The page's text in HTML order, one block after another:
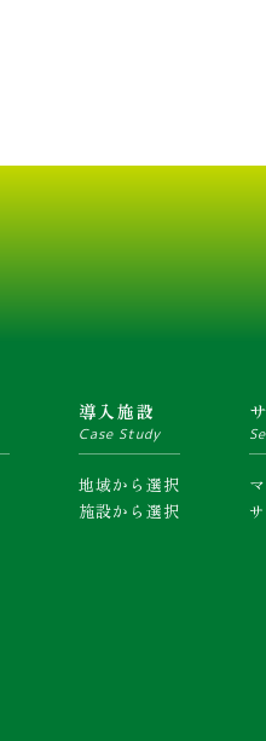
導入施設
Case Study
地域から選択
施設から選択